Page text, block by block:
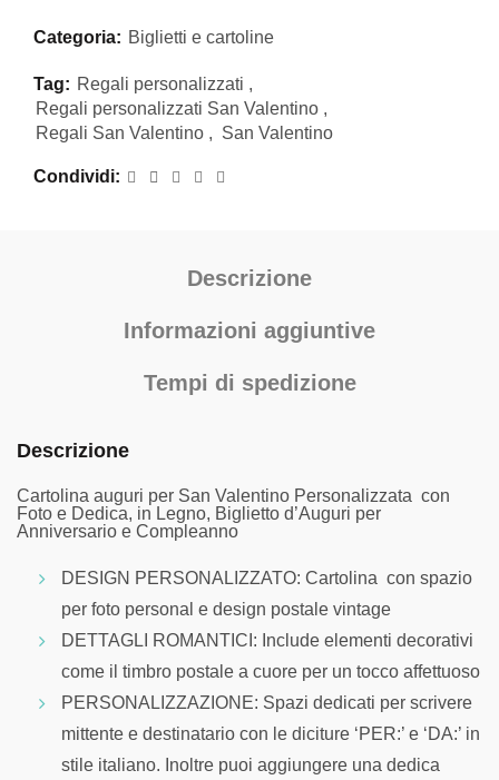
Categoria: Biglietti e cartoline
Tag: Regali personalizzati ,
Regali personalizzati San Valentino ,
Regali San Valentino , San Valentino
Condividi
Descrizione
Informazioni aggiuntive
Tempi di spedizione
Descrizione
Cartolina auguri per San Valentino Personalizzata con
Foto e Dedica, in Legno, Biglietto d’Auguri per
Anniversario e Compleanno
DESIGN PERSONALIZZATO: Cartolina con spazio
per foto personal e design postale vintage
DETTAGLI ROMANTICI: Include elementi decorativi
come il timbro postale a cuore per un tocco affettuoso
PERSONALIZZAZIONE: Spazi dedicati per scrivere
mittente e destinatario con le diciture ‘PER:’ e ‘DA:’ in
stile italiano. Inoltre puoi aggiungere una dedica